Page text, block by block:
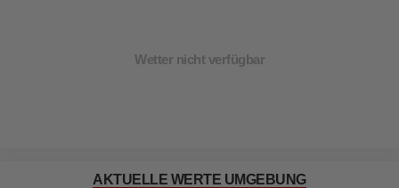
Wetter nicht verfügbar
AKTUELLE WERTE UMGEBUNG